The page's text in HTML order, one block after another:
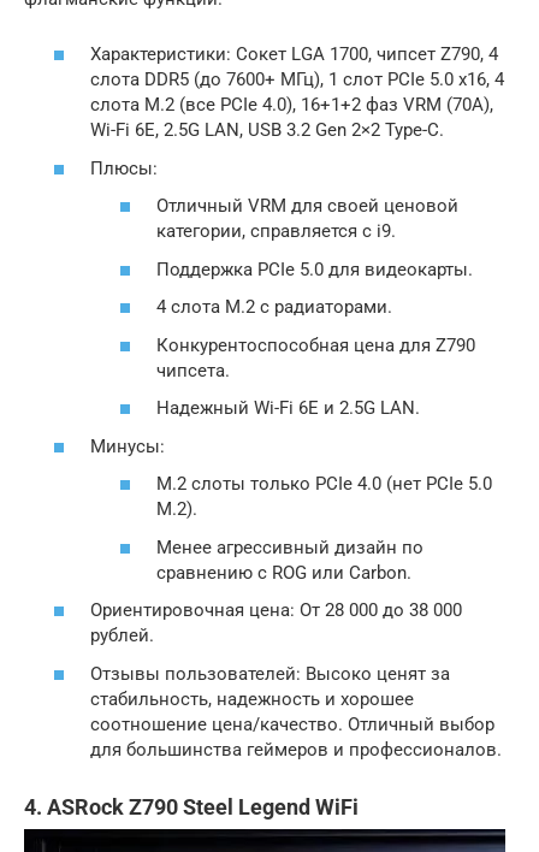
Характеристики: Сокет LGA 1700, чипсет Z790, 4
слота DDR5 (до 7600+ МГц), 1 слот PCIe 5.0 x16, 4
слота M.2 (все PCIe 4.0), 16+1+2 фаз VRM (70A),
Wi-Fi 6E, 2.5G LAN, USB 3.2 Gen 2×2 Type-C.
Плюсы:
Отличный VRM для своей ценовой
категории, справляется с i9.
Поддержка PCIe 5.0 для видеокарты.
4 слота M.2 с радиаторами.
Конкурентоспособная цена для Z790
чипсета.
Надежный Wi-Fi 6E и 2.5G LAN.
Минусы:
M.2 слоты только PCIe 4.0 (нет PCIe 5.0
M.2).
Менее агрессивный дизайн по
сравнению с ROG или Carbon.
Ориентировочная цена: От 28 000 до 38 000
рублей.
Отзывы пользователей: Высоко ценят за
стабильность, надежность и хорошее
соотношение цена/качество. Отличный выбор
для большинства геймеров и профессионалов.
4. ASRock Z790 Steel Legend WiFi